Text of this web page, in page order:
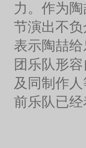
力。作为
节演出不
表示陶喆
团乐队形
及同制作
前乐队已